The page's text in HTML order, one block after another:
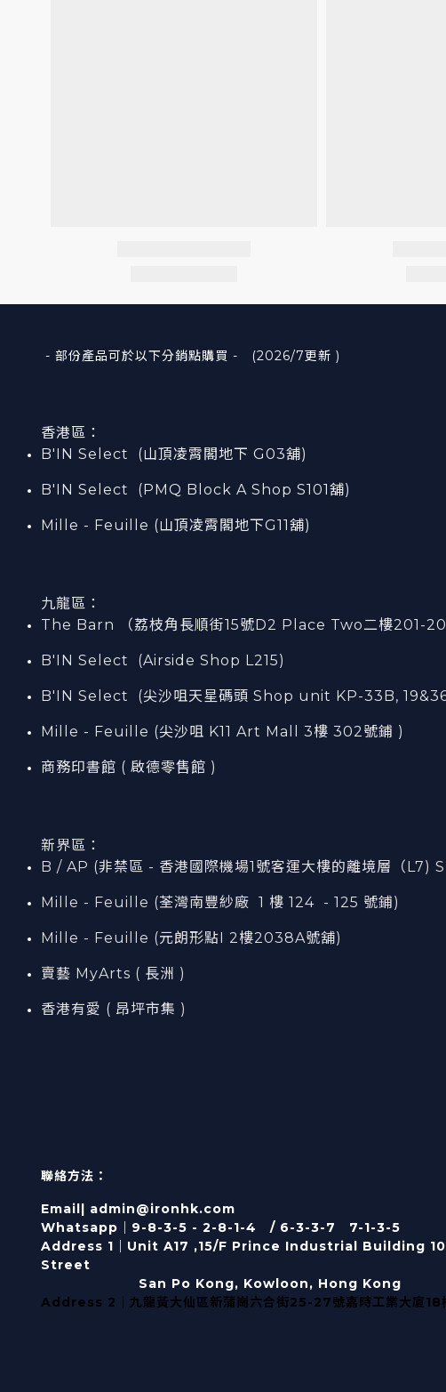
- 部份產品可於以下分銷點購買 - (2026/7更新 )
香港區：
B'IN Select (山頂凌霄閣地下 G03舖)
B'IN Select (PMQ Block A Shop S101 舖)
Mille - Feuille (山頂凌霄閣地下G11舖)
九龍區：
The Barn （荔枝角長順街15號D2 Place Two二樓201-
B'IN Select (Airside Shop L215)
B'IN Select (尖沙咀天星碼頭 Shop unit KP-33B,
Mille - Feuille (尖沙咀 K11 Art Mall 3樓 302號鋪 )
商務印書館 ( 啟德零售館 )
新界區：
B / AP (非禁區 - 香港國際機場1號客運大樓的離境層（L7)
Mille - Feuille (荃灣南豐紗廠 1 樓 124 - 125 號鋪)
Mille - Feuille (元朗形點I 2樓2038A號舖)
賣藝 MyArts ( 長洲 )
香港有愛 ( 昂坪市集 )
聯絡方法：
Email| admin@ironhk.com
Whatsapp｜9-8-3-5 - 2-8-1-4 / 6-3-3-7 7-1-3-5
Address 1｜ Unit A17 ,15/F Prince Industrial Building
Street
San Po Kong, Kowloon, Hong Kong
Address 2｜九龍黃大仙區新蒲崗六合街25-27號嘉時工業大廈18